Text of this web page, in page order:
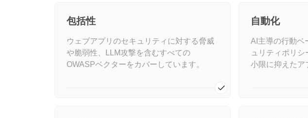
包括性
ウェブアプリのセキュリティに対する脅威
や脆弱性、LLM攻撃を含むすべての
OWASPベクターをカバーしています。
自動化
AI主導の行動ベ
ュリティポリ
小限に抑えたア